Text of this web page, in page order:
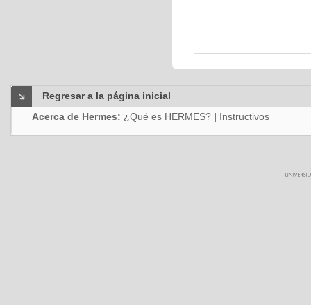
Regresar a la página inicial
Acerca de Hermes: ¿Qué es HERMES? | Instructivos